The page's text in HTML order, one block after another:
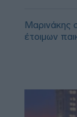
Μαρινάκης
έτοιμων